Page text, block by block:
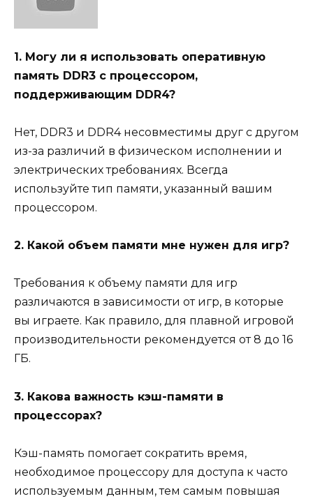
1. Могу ли я использовать оперативную
память DDR3 с процессором,
поддерживающим DDR4?
Нет, DDR3 и DDR4 несовместимы друг с другом
из-за различий в физическом исполнении и
электрических требованиях. Всегда
используйте тип памяти, указанный вашим
процессором.
2. Какой объем памяти мне нужен для игр?
Требования к объему памяти для игр
различаются в зависимости от игр, в которые
вы играете. Как правило, для плавной игровой
производительности рекомендуется от 8 до 16
ГБ.
3. Какова важность кэш-памяти в
процессорах?
Кэш-память помогает сократить время,
необходимое процессору для доступа к часто
используемым данным, тем самым повышая